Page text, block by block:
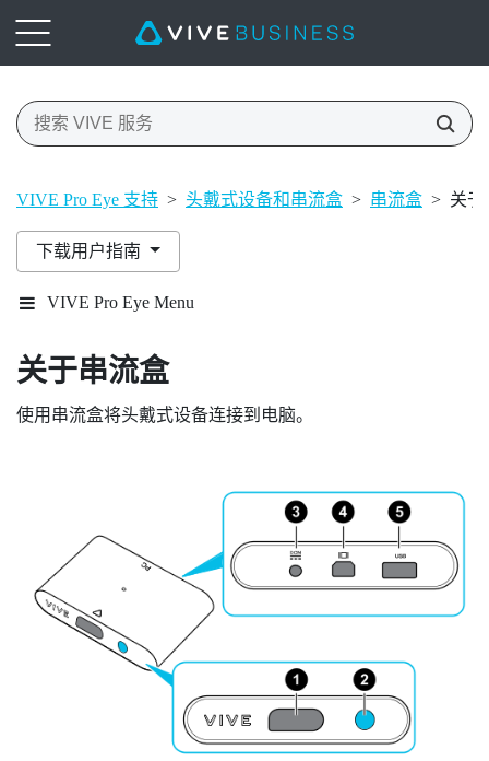
VIVE Pro Eye 支持 > 头戴式设备和串流盒 > 串流盒 > 关于
下载用户指南
VIVE Pro Eye Menu
关于串流盒
使用串流盒将头戴式设备连接到电脑。